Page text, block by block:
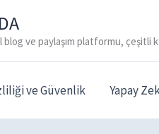
blog ve paylaşım platformu,
ve Güvenlik Yapay